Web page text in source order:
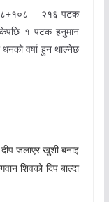
= २१६ पटक
१ पटक हनुमान
वर्षा हुन थाल्नेछ
दीप जलाएर खुशी बनाइ
शिवको दिप बाल्दा